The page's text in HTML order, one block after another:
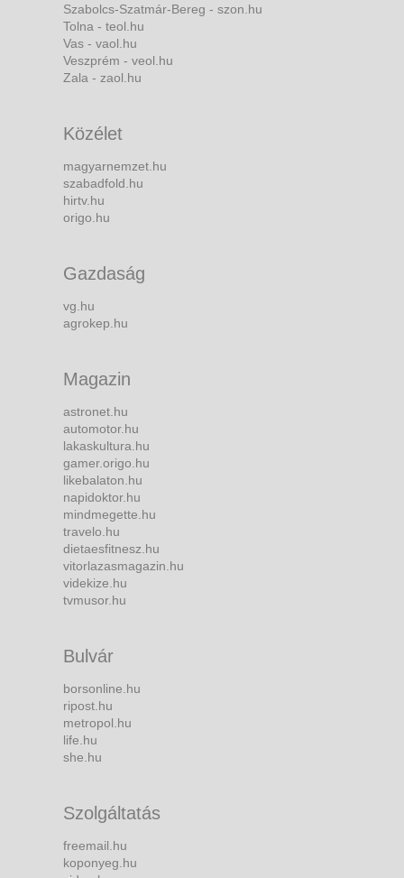
Szabolcs-Szatmár-Bereg - szon.hu
Tolna - teol.hu
Vas - vaol.hu
Veszprém - veol.hu
Zala - zaol.hu
Közélet
magyarnemzet.hu
szabadfold.hu
hirtv.hu
origo.hu
Gazdaság
vg.hu
agrokep.hu
Magazin
astronet.hu
automotor.hu
lakaskultura.hu
gamer.origo.hu
likebalaton.hu
napidoktor.hu
mindmegette.hu
travelo.hu
dietaesfitnesz.hu
vitorlazasmagazin.hu
videkize.hu
tvmusor.hu
Bulvár
borsonline.hu
ripost.hu
metropol.hu
life.hu
she.hu
Szolgáltatás
freemail.hu
koponyeg.hu